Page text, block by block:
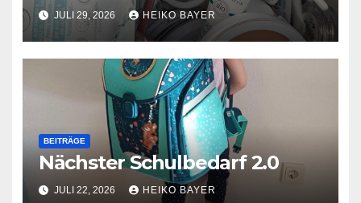
JULI 29, 2026 HEIKO BAYER
BEITRÄGE
Nächster Schulbedarf 2.0
JULI 22, 2026 HEIKO BAYER